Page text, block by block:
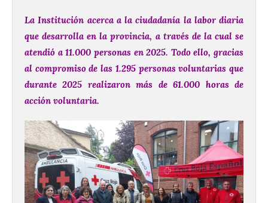
La Institución acerca a la ciudadanía la labor diaria
que desarrolla en la provincia, a través de la cual se
atendió a 11.000 personas en 2025. Todo ello, gracias
al compromiso de las 1.295 personas voluntarias que
durante 2025 realizaron más de 61.000 horas de
acción voluntaria.